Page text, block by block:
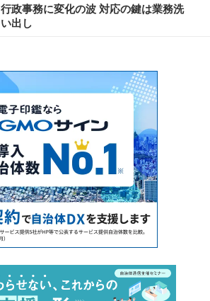
行政事務に変化の波 対応の鍵は業務洗
い出し